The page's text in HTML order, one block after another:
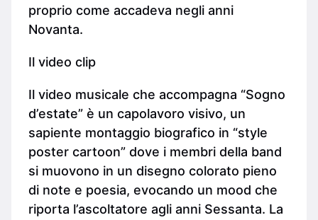
proprio come accadeva negli anni
Novanta.
Il video clip
Il video musicale che accompagna “Sogno
d’estate” è un capolavoro visivo, un
sapiente montaggio biografico in “style
poster cartoon” dove i membri della band
si muovono in un disegno colorato pieno
di note e poesia, evocando un mood che
riporta l’ascoltatore agli anni Sessanta. La